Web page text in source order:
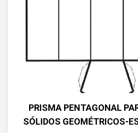
PRISMA PENTAGONAL
SÓLIDOS GEOMÉTRICOS-